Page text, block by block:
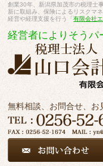
創業30年、新潟県加茂市の税理士
新に取組み、保険によるリスクマ
経営や経理支援を行う「有限会社
経営者によりそうパ
無料相談、お問合せ、お